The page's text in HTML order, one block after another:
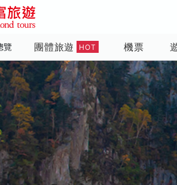
覽 團體旅遊 HOT 機票